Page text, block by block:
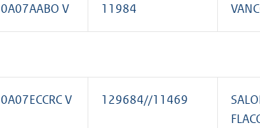
0A07AABO V 11984
0A07ECCRC V 129684//11469